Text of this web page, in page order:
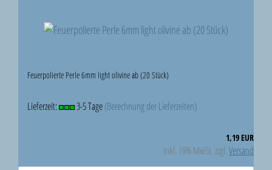
Feuerpolierte Perle 6mm light olivine ab (20 Stück)
Lieferzeit: 3-5 Tage(Berechnung der Lieferzeiten)
1,19 EUR
inkl. 19% MwSt. zzgl.Versand